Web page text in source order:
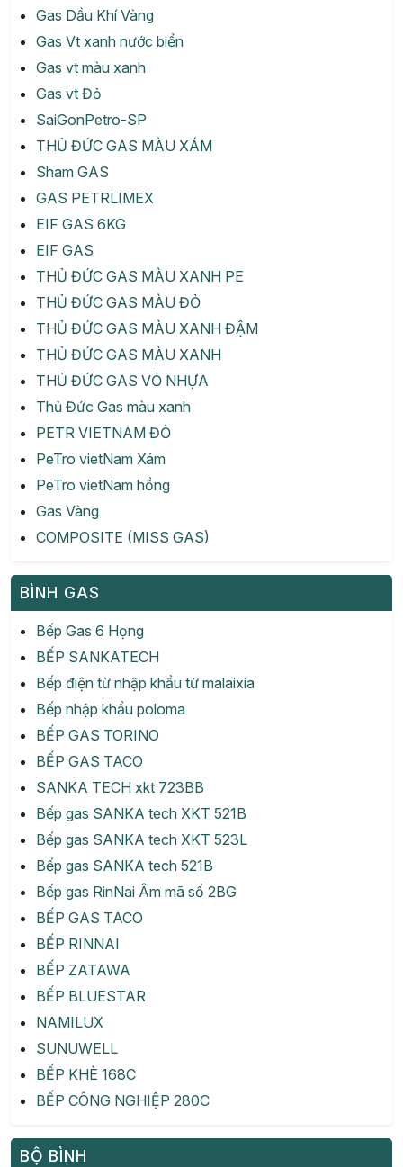
Gas Dầu Khí Vàng
Gas Vt xanh nước biển
Gas vt màu xanh
Gas vt Đỏ
SaiGonPetro-SP
THỦ ĐỨC GAS MÀU XÁM
Sham GAS
GAS PETRLIMEX
EIF GAS 6KG
EIF GAS
THỦ ĐỨC GAS MÀU XANH PE
THỦ ĐỨC GAS MÀU ĐỎ
THỦ ĐỨC GAS MÀU XANH ĐẬM
THỦ ĐỨC GAS MÀU XANH
THỦ ĐỨC GAS VỎ NHỰA
Thủ Đức Gas màu xanh
PETR VIETNAM ĐỎ
PeTro vietNam Xám
PeTro vietNam hồng
Gas Vàng
COMPOSITE (MISS GAS)
BÌNH GAS
Bếp Gas 6 Họng
BẾP SANKATECH
Bếp điện từ nhập khẩu từ malaixia
Bếp nhập khẩu poloma
BẾP GAS TORINO
BẾP GAS TACO
SANKA TECH xkt 723BB
Bếp gas SANKA tech XKT 521B
Bếp gas SANKA tech XKT 523L
Bếp gas SANKA tech 521B
Bếp gas RinNai Âm mã số 2BG
BẾP GAS TACO
BẾP RINNAI
BẾP ZATAWA
BẾP BLUESTAR
NAMILUX
SUNUWELL
BẾP KHÈ 168C
BẾP CÔNG NGHIỆP 280C
BỘ BÌNH